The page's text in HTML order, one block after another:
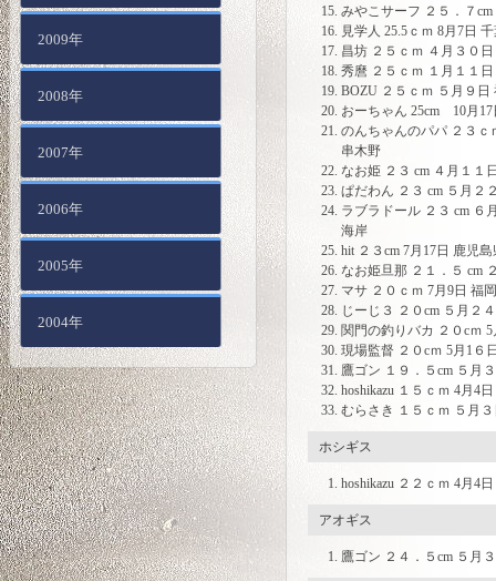
みやこサーフ ２５．７
見学人 25.5ｃｍ 8月7日
昌坊 ２５ｃｍ ４月３０
秀麿 ２５ｃｍ １月１１
BOZU ２５ｃｍ ５月９日
おーちゃん 25cm 10月
のんちゃんのパパ ２３
串木野
なお姫 ２３ cm ４月１１
ぱだわん ２３ cm ５月２
ラブラドール ２３ cm ６
海岸
hit ２３cm 7月17日 鹿児
なお姫旦那 ２１．５ cm
マサ ２０ｃｍ 7月9日 福
じーじ３ ２０cm ５月２
関門の釣りバカ ２０cｍ
現場監督 ２０cｍ 5月1６
鷹ゴン １９．５cm ５月
hoshikazu １５ｃｍ 4月4
むらさき １５ｃｍ ５月
ホシギス
hoshikazu ２２ｃｍ 4月4
アオギス
鷹ゴン ２４．５cm ５月
2009年
2008年
2007年
2006年
2005年
2004年